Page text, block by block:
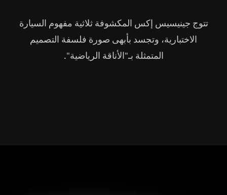
تتوج جينيسيس إكس المكشوفة ثلاثية مفهوم السيارة
الاختبارية، وتجسد بأبهى صورة فلسفة التصميم
المتمثلة بـ"الأناقة الرياضية".